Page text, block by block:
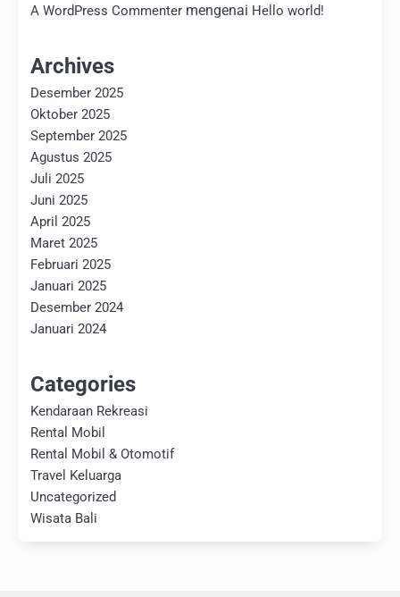
A WordPress Commenter mengenai Hello world!
Archives
Desember 2025
Oktober 2025
September 2025
Agustus 2025
Juli 2025
Juni 2025
April 2025
Maret 2025
Februari 2025
Januari 2025
Desember 2024
Januari 2024
Categories
Kendaraan Rekreasi
Rental Mobil
Rental Mobil & Otomotif
Travel Keluarga
Uncategorized
Wisata Bali